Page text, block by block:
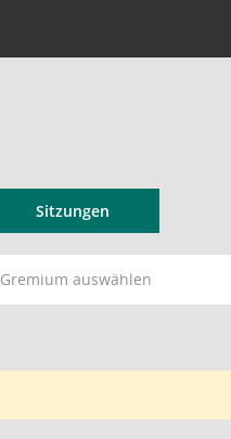
Sitzungen
Gremium auswählen